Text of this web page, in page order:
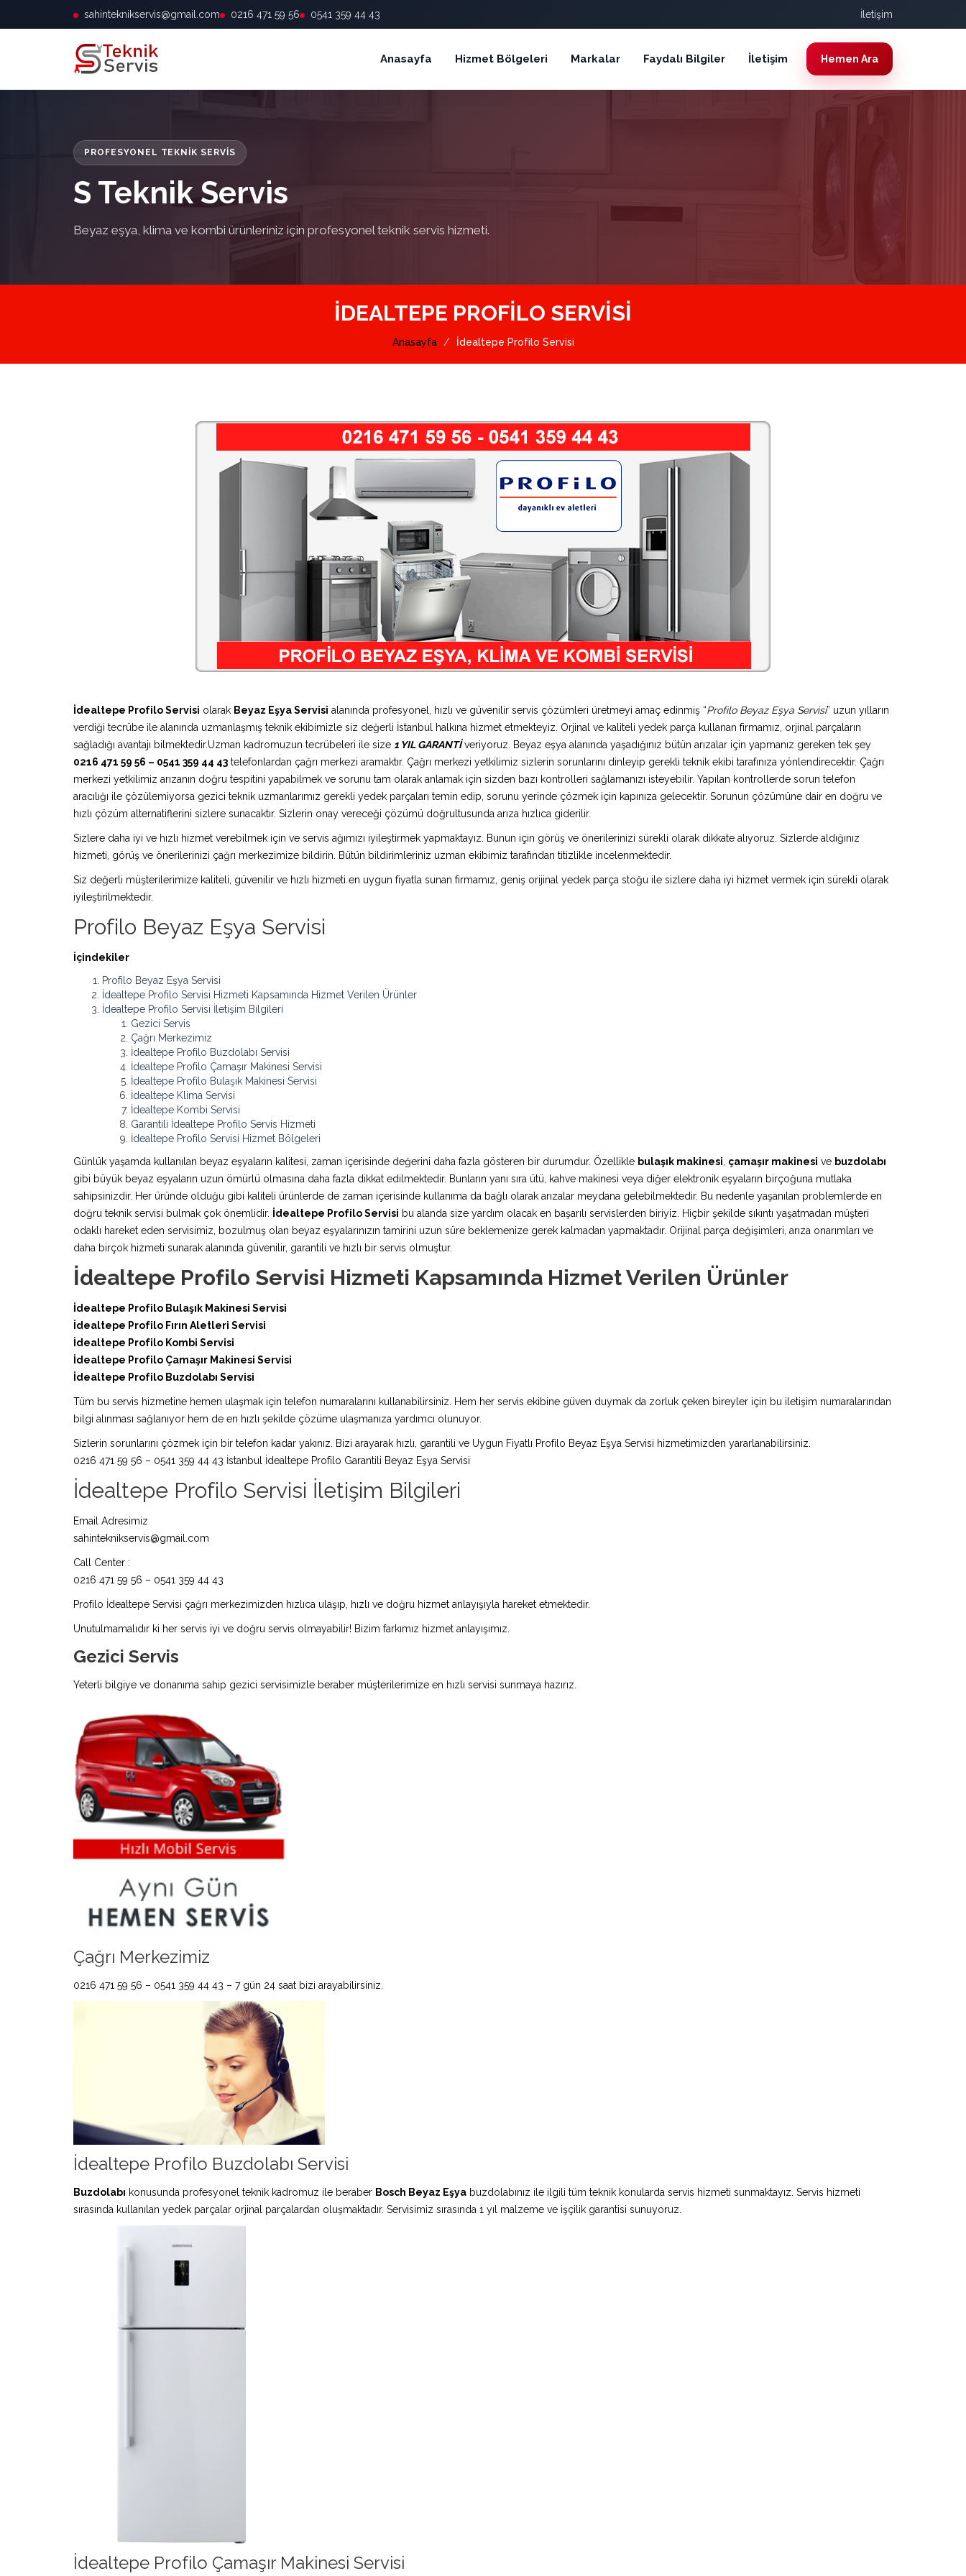
sahinteknikservis@gmail.com 0216 471 59 56 0541 359 44 43 İletişim
Anasayfa Hizmet Bölgeleri Markalar Faydalı Bilgiler İletişim Hemen Ara
PROFESYONEL TEKNIK SERVIS
S Teknik Servis
Beyaz eşya, klima ve kombi ürünleriniz için profesyonel teknik servis hizmeti.
İDEALTEPE PROFILO SERVISI
Anasayfa İdealtepe Profilo Servisi
İdealtepe Profilo Servisi olarak Beyaz Eşya Servisi alanında profesyonel, hızlı ve güvenilir servis çözümleri üretmeyi amaç edinmiş “Profilo Beyaz Eşya Servisi” uzun yılların
verdiği tecrübe ile alanında uzmanlaşmış teknik ekibimizle siz değerli İstanbul halkına hizmet etmekteyiz. Orjinal ve kaliteli yedek parça kullanan firmamız, orjinal parçaların
sağladığı avantajı bilmektedir.Uzman kadromuzun tecrübeleri ile size 1 YIL GARANTİveriyoruz. Beyaz eşya alanında yaşadığınız bütün arızalar için yapmanız gereken tek şey
0216 471 59 56 – 0541 359 44 43 telefonlardan çağrı merkezi aramaktır. Çağrı merkezi yetkilimiz sizlerin sorunlarını dinleyip gerekli teknik ekibi tarafınıza yönlendirecektir. Çağrı
merkezi yetkilimiz arızanın doğru tespitini yapabilmek ve sorunu tam olarak anlamak için sizden bazı kontrolleri sağlamanızı isteyebilir. Yapılan kontrollerde sorun telefon
aracılığı ile çözülemiyorsa gezici teknik uzmanlarımız gerekli yedek parçaları temin edip, sorunu yerinde çözmek için kapınıza gelecektir. Sorunun çözümüne dair en doğru ve
hızlı çözüm alternatiflerini sizlere sunacaktır. Sizlerin onay vereceği çözümü doğrultusunda arıza hızlıca giderilir.
Sizlere daha iyi ve hızlı hizmet verebilmek için ve servis ağımızı iyileştirmek yapmaktayız. Bunun için görüş ve önerilerinizi sürekli olarak dikkate alıyoruz. Sizlerde aldığınız
hizmeti, görüş ve önerilerinizi çağrı merkezimize bildirin. Bütün bildirimleriniz uzman ekibimiz tarafından titizlikle incelenmektedir.
Siz değerli müşterilerimize kaliteli, güvenilir ve hızlı hizmeti en uygun fiyatla sunan firmamız, geniş orijinal yedek parça stoğu ile sizlere daha iyi hizmet vermek için sürekli olarak
iyileştirilmektedir.
Profilo Beyaz Eşya Servisi
İçindekiler
Profilo Beyaz Eşya Servisi
İdealtepe Profilo Servisi Hizmeti Kapsamında Hizmet Verilen Ürünler
İdealtepe Profilo Servisi İletişim Bilgileri
Gezici Servis
Çağrı Merkezimiz
İdealtepe Profilo Buzdolabı Servisi
İdealtepe Profilo Çamaşır Makinesi Servisi
İdealtepe Profilo Bulaşık Makinesi Servisi
İdealtepe Klima Servisi
İdealtepe Kombi Servisi
Garantili İdealtepe Profilo Servis Hizmeti
İdealtepe Profilo Servisi Hizmet Bölgeleri
Günlük yaşamda kullanılan beyaz eşyaların kalitesi, zaman içerisinde değerini daha fazla gösteren bir durumdur. Özellikle bulaşık makinesi çamaşır makinesi ve buzdolabı
gibi büyük beyaz eşyaların uzun ömürlü olmasına daha fazla dikkat edilmektedir. Bunların yanı sıra ütü, kahve makinesi veya diğer elektronik eşyaların birçoğuna mutlaka
sahipsinizdir. Her üründe olduğu gibi kaliteli ürünlerde de zaman içerisinde kullanıma da bağlı olarak arızalar meydana gelebilmektedir. Bu nedenle yaşanılan problemlerde en
doğru teknik servisi bulmak çok önemlidir. İdealtepe Profilo Servisi bu alanda size yardım olacak en başarılı servislerden biriyiz. Hiçbir şekilde sıkıntı yaşatmadan müşteri
odaklı hareket eden servisimiz, bozulmuş olan beyaz eşyalarınızın tamirini uzun süre beklemenize gerek kalmadan yapmaktadır. Orijinal parça değişimleri, arıza onarımları ve
daha birçok hizmeti sunarak alanında güvenilir, garantili ve hızlı bir servis olmuştur.
İdealtepe Profilo Servisi Hizmeti Kapsamında Hizmet Verilen Ürünler
İdealtepe Profilo Bulaşık Makinesi Servisi
İdealtepe Profilo Fırın Aletleri Servisi
İdealtepe Profilo Kombi Servisi
İdealtepe Profilo Çamaşır Makinesi Servisi
İdealtepe Profilo Buzdolabı Servisi
Tüm bu servis hizmetine hemen ulaşmak için telefon numaralarını kullanabilirsiniz. Hem her servis ekibine güven duymak da zorluk çeken bireyler için bu iletişim numaralarından
bilgi alınması sağlanıyor hem de en hızlı şekilde çözüme ulaşmanıza yardımcı olunuyor.
Sizlerin sorunlarını çözmek için bir telefon kadar yakınız. Bizi arayarak hızlı, garantili ve Uygun Fiyatlı Profilo Beyaz Eşya Servisi hizmetimizden yararlanabilirsiniz.
0216 471 59 56 – 0541 359 44 43 İstanbul İdealtepe Profilo Garantili Beyaz Eşya Servisi
İdealtepe Profilo Servisi İletişim Bilgileri
Email Adresimiz
sahinteknikservis@gmail.com
Call Center :
0216 471 59 56 – 0541 359 44 43
Profilo İdealtepe Servisi çağrı merkezimizden hızlıca ulaşıp, hızlı ve doğru hizmet anlayışıyla hareket etmektedir.
Unutulmamalıdır ki her servis iyi ve doğru servis olmayabilir! Bizim farkımız hizmet anlayışımız.
Gezici Servis
Yeterli bilgiye ve donanıma sahip gezici servisimizle beraber müşterilerimize en hızlı servisi sunmaya hazırız.
Çağrı Merkezimiz
0216 471 59 56 – 0541 359 44 43 – 7 gün 24 saat bizi arayabilirsiniz.
İdealtepe Profilo Buzdolabı Servisi
Buzdolabı konusunda profesyonel teknik kadromuz ile beraber Bosch Beyaz Eşya buzdolabınız ile ilgili tüm teknik konularda servis hizmeti sunmaktayız. Servis hizmeti
sırasında kullanılan yedek parçalar orjinal parçalardan oluşmaktadır. Servisimiz sırasında 1 yıl malzeme ve işçilik garantisi sunuyoruz.
İdealtepe Profilo Çamaşır Makinesi Servisi